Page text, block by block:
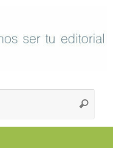
Buscar